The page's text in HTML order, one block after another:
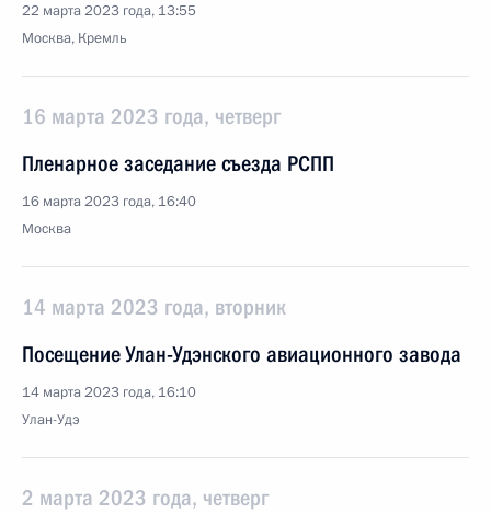
22 марта 2023 года, 13:55
Москва, Кремль
16 марта 2023 года, четверг
Пленарное заседание съезда РСПП
16 марта 2023 года, 16:40
Москва
14 марта 2023 года, вторник
Посещение Улан-Удэнского авиационного завода
14 марта 2023 года, 16:10
Улан-Удэ
2 марта 2023 года, четверг